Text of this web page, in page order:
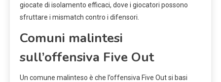
giocate di isolamento efficaci, dove i giocatori possono
sfruttare i mismatch contro i difensori.
Comuni malintesi
sull’offensiva Five Out
Un comune malinteso è che l’offensiva Five Out si basi